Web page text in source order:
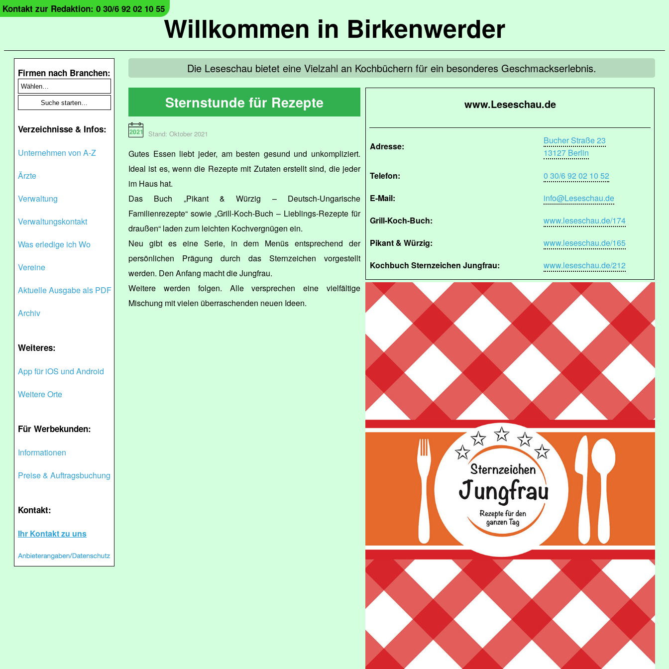
Willkommen in Birkenwerder
Kontakt zur Redaktion: 0 30/6 92 02 10 55
Firmen nach Branchen:
Verzeichnisse & Infos:
Unternehmen von A-Z
Ärzte
Verwaltung
Verwaltungskontakt
Was erledige ich Wo
Vereine
Aktuelle Ausgabe als PDF
Archiv
Weiteres:
App für iOS und Android
Weitere Orte
Für Werbekunden:
Informationen
Preise & Auftragsbuchung
Kontakt:
Ihr Kontakt zu uns
Die Leseschau bietet eine Vielzahl an Kochbüchern für ein besonderes Geschmackserlebnis.
www.Leseschau.de
Adresse:
Bucher Straße 23
13127 Berlin
Telefon:
0 30/6 92 02 10 52
E-Mail:
info@Leseschau.de
Grill-Koch-Buch:
www.leseschau.de/174
Pikant & Würzig:
www.leseschau.de/165
Kochbuch Sternzeichen Jungfrau:
www.leseschau.de/212
Sternstunde für Rezepte
Stand: Oktober 2021
Gutes Essen liebt jeder, am besten gesund und unkompliziert.
Ideal ist es, wenn die Rezepte mit Zutaten erstellt sind, die jeder
im Haus hat.
Das Buch „Pikant & Würzig – Deutsch-Ungarische
Familienrezepte“ sowie „Grill-Koch-Buch – Lieblings-Rezepte für
draußen“ laden zum leichten Kochvergnügen ein.
Neu gibt es eine Serie, in dem Menüs entsprechend der
persönlichen Prägung durch das Sternzeichen vorgestellt
werden. Den Anfang macht die Jungfrau.
Weitere werden folgen. Alle versprechen eine vielfältige
Mischung mit vielen überraschenden neuen Ideen.